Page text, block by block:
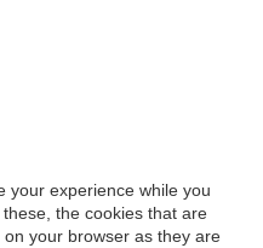
your experience while you
the cookies that are
your browser as they are